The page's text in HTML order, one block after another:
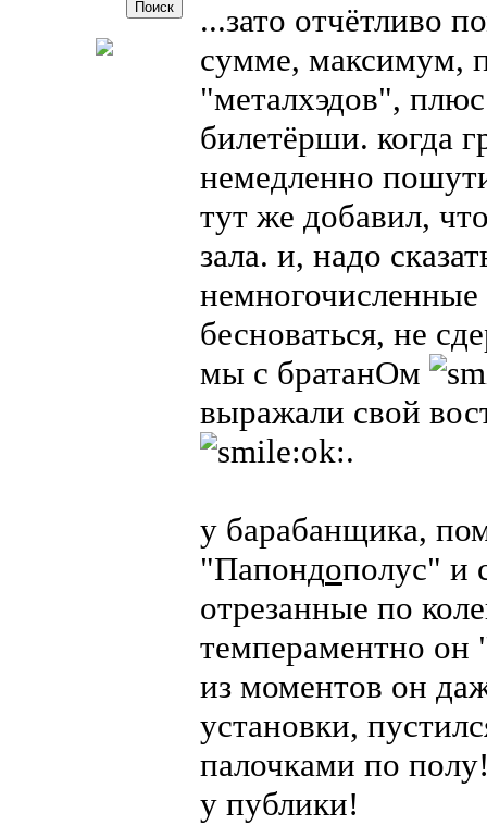
...зато отчётливо
сумме, максимум,
"металхэдов",
билетёрши. когда
немедленно
тут же добавил,
зала. и, надо
бесноваться, не
мы с братанОм
выражали свой
.
у барабанщика,
"Папондополус" и
отрезанные по
темпераментно он
из моментов он
установки,
палочками по
у публики!